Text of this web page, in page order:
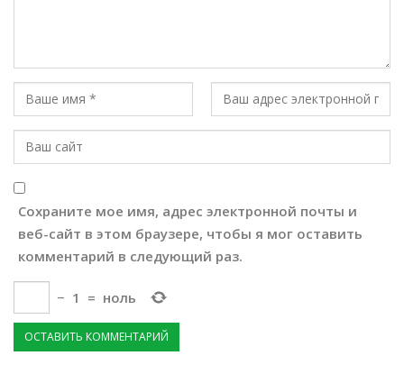
Сохраните мое имя, адрес электронной почты и
веб-сайт в этом браузере, чтобы я мог оставить
комментарий в следующий раз.
− 1 = ноль